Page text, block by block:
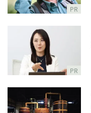
PR
PR